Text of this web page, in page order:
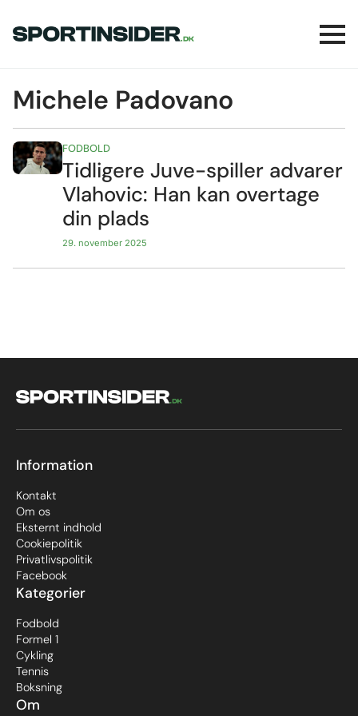
Michele Padovano
Tidligere Juve-spiller advarer
Vlahovic: Han kan overtage
din plads
29. november 2025
FODBOLD
Om
Kategorier
Fodbold
Formel 1
Cykling
Tennis
Boksning
Information
Kontakt
Om os
Eksternt indhold
Cookiepolitik
Privatlivspolitik
Facebook